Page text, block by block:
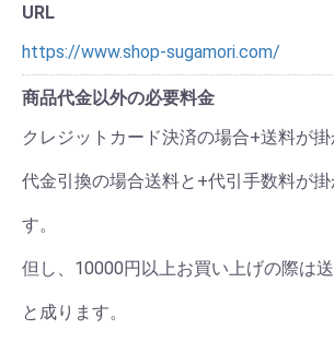
URL
https://www.shop-sugamori.com/
商品代金以外の必要料金
クレジットカード決済の場合+送料が掛
代金引換の場合送料と+代引手数料が掛
す。
但し、10000円以上お買い上げの際は
と成ります。